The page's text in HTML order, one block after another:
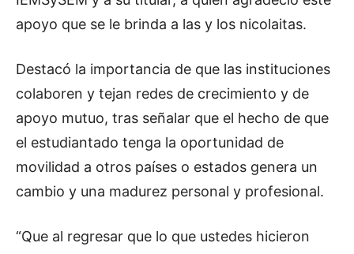
apoyo que se le brinda a las y los nicolaitas.
Destacó la importancia de que las instituciones
colaboren y tejan redes de crecimiento y de
apoyo mutuo, tras señalar que el hecho de que
el estudiantado tenga la oportunidad de
movilidad a otros países o estados genera un
cambio y una madurez personal y profesional.
“Que al regresar que lo que ustedes hicieron